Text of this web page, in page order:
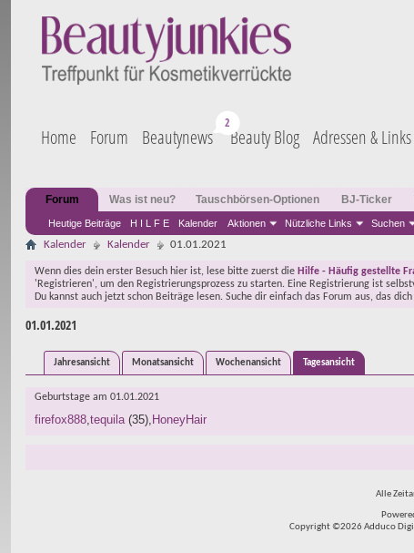
Home Forum Beautynews Beauty Blog Adressen & Links
Forum
Heutige Beiträge H I L F E Kalender Aktionen Nützliche Links Suchen
Was ist neu? Tauschbörsen-Optionen BJ-Ticker
Kalender Kalender 01.01.2021
Wenn dies dein erster Besuch hier ist, lese bitte zuerst die Hilfe - Häufig gestellte
'Registrieren', um den Registrierungsprozess zu starten. Eine Registrierung ist
Du kannst auch jetzt schon Beiträge lesen. Suche dir einfach das Forum aus, das
01.01.2021
Jahresansicht
Monatsansicht Wochenansicht Tagesansicht
Geburtstage am 01.01.2021
firefox888 tequila(35) HoneyHair
Alle
Copyright ©2026 Adduco